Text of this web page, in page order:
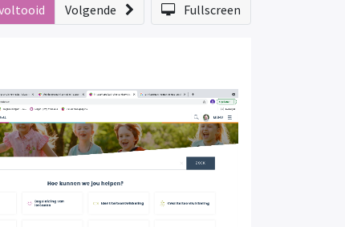
Volgende Fullscreen